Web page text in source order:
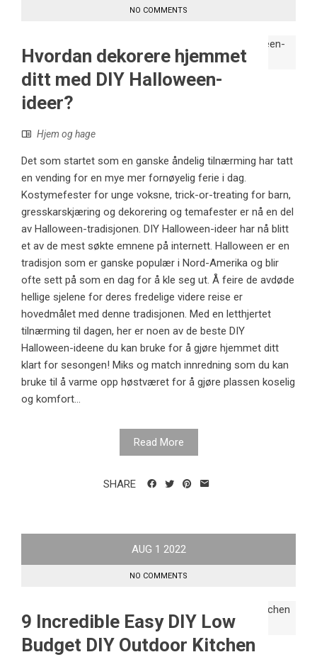
NO COMMENTS
Hvordan dekorere hjemmet
ditt med DIY Halloween-
ideer?
Hjem og hage
Det som startet som en ganske åndelig tilnærming har tatt
en vending for en mye mer fornøyelig ferie i dag.
Kostymefester for unge voksne, trick-or-treating for barn,
gresskarskjæring og dekorering og temafester er nå en del
av Halloween-tradisjonen. DIY Halloween-ideer har nå blitt
et av de mest søkte emnene på internett. Halloween er en
tradisjon som er ganske populær i Nord-Amerika og blir
ofte sett på som en dag for å kle seg ut. Å feire de avdøde
hellige sjelene for deres fredelige videre reise er
hovedmålet med denne tradisjonen. Med en letthjertet
tilnærming til dagen, her er noen av de beste DIY
Halloween-ideene du kan bruke for å gjøre hjemmet ditt
klart for sesongen! Miks og match innredning som du kan
bruke til å varme opp høstværet for å gjøre plassen koselig
og komfort...
Read More
SHARE
AUG 1 2022
NO COMMENTS
9 Incredible Easy DIY Low
Budget DIY Outdoor Kitchen